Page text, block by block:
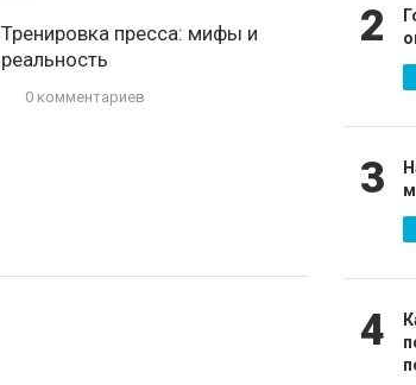
Тренировка пресса: мифы и
реальность
0 комментариев
2
3
4